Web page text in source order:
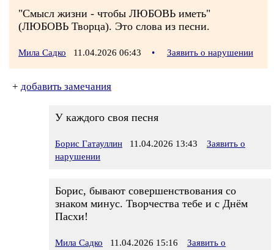
"Смысл жизни - чтобы ЛЮБОВЬ иметь"
(ЛЮБОВЬ Творца). Это слова из песни.
Мила Садко 11.04.2026 06:43 • Заявить о нарушении
+ добавить замечания
У каждого своя песня
Борис Гатауллин 11.04.2026 13:43
Заявить о
нарушении
Борис, бывают совершенствования со
знаком минус. Творчества тебе и с Днём
Пасхи!
Мила Садко 11.04.2026 15:16
Заявить о